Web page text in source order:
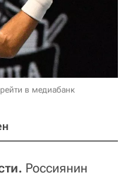
в медиабанк
Россиянин